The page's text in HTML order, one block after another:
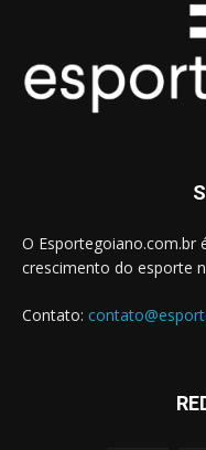
O Esportegoiano.com.br
crescimento do esporte
Contato: